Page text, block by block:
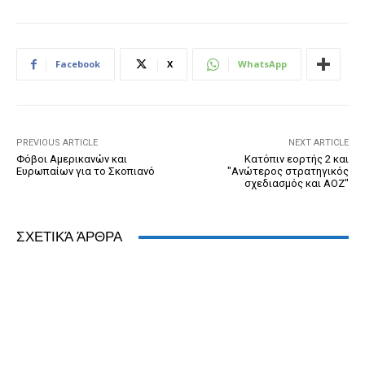
c
b
k
ss
n
tt
ail tF d
e
at
A
k
dI
Facebook X WhatsApp
PREVIOUS ARTICLE
Φόβοι Αμερικανών και
Ευρωπαίων για το Σκοπιανό
NEXT ARTICLE
Κατόπιν εορτής 2 και
"Ανώτερος στρατηγικός
σχεδιασμός και ΑΟΖ"
ΣΧΕΤΙΚΆ ΆΡΘΡΑ